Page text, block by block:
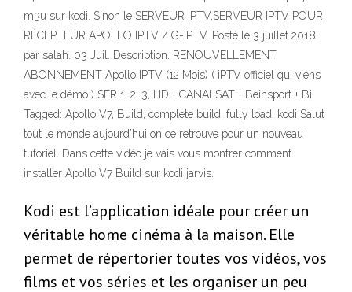
m3u sur kodi. Sinon le SERVEUR IPTV,SERVEUR IPTV POUR
RÉCEPTEUR APOLLO IPTV / G-IPTV. Posté le 3 juillet 2018
par salah. 03 Juil. Description. RENOUVELLEMENT
ABONNEMENT Apollo IPTV (12 Mois) ( iPTV officiel qui viens
avec le démo ) SFR 1, 2, 3, HD + CANALSAT + Beinsport + Bi
Tagged: Apollo V7, Build, complete build, fully load, kodi Salut
tout le monde aujourd’hui on ce retrouve pour un nouveau
tutoriel. Dans cette vidéo je vais vous montrer comment
installer Apollo V7 Build sur kodi jarvis.
Kodi est l’application idéale pour créer un
véritable home cinéma à la maison. Elle
permet de répertorier toutes vos vidéos, vos
films et vos séries et les organiser un peu